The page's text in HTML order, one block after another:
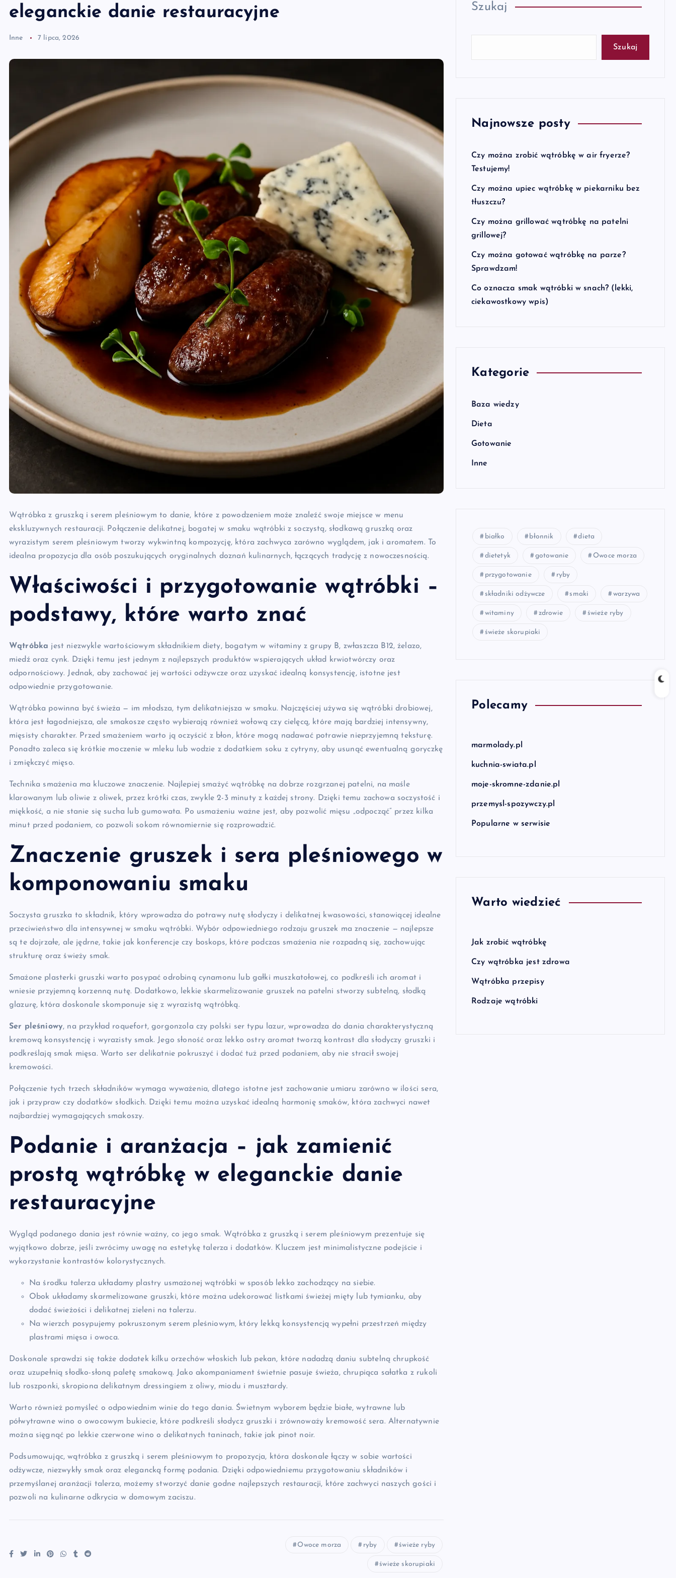
eleganckie danie restauracyjne
Inne 7 lipca, 2026
Wątróbka z gruszką i serem pleśniowym to danie, które z powodzeniem może znaleźć swoje miejsce w menu
ekskluzywnych restauracji. Połączenie delikatnej, bogatej w smaku wątróbki z soczystą, słodkawą gruszką oraz
wyrazistym serem pleśniowym tworzy wykwintną kompozycję, która zachwyca zarówno wyglądem, jak i aromatem. To
idealna propozycja dla osób poszukujących oryginalnych doznań kulinarnych, łączących tradycję z nowoczesnością.
Właściwości i przygotowanie wątróbki –
podstawy, które warto znać
Wątróbka jest niezwykle wartościowym składnikiem diety, bogatym w witaminy z grupy B, zwłaszcza B12, żelazo,
miedź oraz cynk. Dzięki temu jest jednym z najlepszych produktów wspierających układ krwiotwórczy oraz
odpornościowy. Jednak, aby zachować jej wartości odżywcze oraz uzyskać idealną konsystencję, istotne jest
odpowiednie przygotowanie.
Wątróbka powinna być świeża — im młodsza, tym delikatniejsza w smaku. Najczęściej używa się wątróbki drobiowej,
która jest łagodniejsza, ale smakosze często wybierają również wołową czy cielęcą, które mają bardziej intensywny,
mięsisty charakter. Przed smażeniem warto ją oczyścić z błon, które mogą nadawać potrawie nieprzyjemną teksturę.
Ponadto zaleca się krótkie moczenie w mleku lub wodzie z dodatkiem soku z cytryny, aby usunąć ewentualną goryczkę
i zmiękczyć mięso.
Technika smażenia ma kluczowe znaczenie. Najlepiej smażyć wątróbkę na dobrze rozgrzanej patelni, na maśle
klarowanym lub oliwie z oliwek, przez krótki czas, zwykle 2-3 minuty z każdej strony. Dzięki temu zachowa soczystość i
miękkość, a nie stanie się sucha lub gumowata. Po usmażeniu ważne jest, aby pozwolić mięsu „odpocząć” przez kilka
minut przed podaniem, co pozwoli sokom równomiernie się rozprowadzić.
Znaczenie gruszek i sera pleśniowego w
komponowaniu smaku
Soczysta gruszka to składnik, który wprowadza do potrawy nutę słodyczy i delikatnej kwasowości, stanowiącej idealne
przeciwieństwo dla intensywnej w smaku wątróbki. Wybór odpowiedniego rodzaju gruszek ma znaczenie — najlepsze
są te dojrzałe, ale jędrne, takie jak konferencje czy boskops, które podczas smażenia nie rozpadną się, zachowując
strukturę oraz świeży smak.
Smażone plasterki gruszki warto posypać odrobiną cynamonu lub gałki muszkatołowej, co podkreśli ich aromat i
wniesie przyjemną korzenną nutę. Dodatkowo, lekkie skarmelizowanie gruszek na patelni stworzy subtelną, słodką
glazurę, która doskonale skomponuje się z wyrazistą wątróbką.
Ser pleśniowy, na przykład roquefort, gorgonzola czy polski ser typu lazur, wprowadza do dania charakterystyczną
kremową konsystencję i wyrazisty smak. Jego słoność oraz lekko ostry aromat tworzą kontrast dla słodyczy gruszki i
podkreślają smak mięsa. Warto ser delikatnie pokruszyć i dodać tuż przed podaniem, aby nie stracił swojej
kremowości.
Połączenie tych trzech składników wymaga wyważenia, dlatego istotne jest zachowanie umiaru zarówno w ilości sera,
jak i przypraw czy dodatków słodkich. Dzięki temu można uzyskać idealną harmonię smaków, która zachwyci nawet
najbardziej wymagających smakoszy.
Podanie i aranżacja – jak zamienić
prostą wątróbkę w eleganckie danie
restauracyjne
Wygląd podanego dania jest równie ważny, co jego smak. Wątróbka z gruszką i serem pleśniowym prezentuje się
wyjątkowo dobrze, jeśli zwrócimy uwagę na estetykę talerza i dodatków. Kluczem jest minimalistyczne podejście i
wykorzystanie kontrastów kolorystycznych.
Na środku talerza układamy plastry usmażonej wątróbki w sposób lekko zachodzący na siebie.
Obok układamy skarmelizowane gruszki, które można udekorować listkami świeżej mięty lub tymianku, aby
dodać świeżości i delikatnej zieleni na talerzu.
Na wierzch posypujemy pokruszonym serem pleśniowym, który lekką konsystencją wypełni przestrzeń między
plastrami mięsa i owoca.
Doskonale sprawdzi się także dodatek kilku orzechów włoskich lub pekan, które nadadzą daniu subtelną chrupkość
oraz uzupełnią słodko-słoną paletę smakową. Jako akompaniament świetnie pasuje świeża, chrupiąca sałatka z rukoli
lub roszponki, skropiona delikatnym dressingiem z oliwy, miodu i musztardy.
Warto również pomyśleć o odpowiednim winie do tego dania. Świetnym wyborem będzie białe, wytrawne lub
półwytrawne wino o owocowym bukiecie, które podkreśli słodycz gruszki i zrównoważy kremowość sera. Alternatywnie
można sięgnąć po lekkie czerwone wino o delikatnych taninach, takie jak pinot noir.
Podsumowując, wątróbka z gruszką i serem pleśniowym to propozycja, która doskonale łączy w sobie wartości
odżywcze, niezwykły smak oraz elegancką formę podania. Dzięki odpowiedniemu przygotowaniu składników i
przemyślanej aranżacji talerza, możemy stworzyć danie godne najlepszych restauracji, które zachwyci naszych gości i
pozwoli na kulinarne odkrycia w domowym zaciszu.
Owoce morza ryby świeże ryby
świeże skorupiaki
Szukaj
Szukaj
Najnowsze posty
Czy można zrobić wątróbkę w air fryerze?
Testujemy!
Czy można upiec wątróbkę w piekarniku bez
tłuszczu?
Czy można grillować wątróbkę na patelni
grillowej?
Czy można gotować wątróbkę na parze?
Sprawdzam!
Co oznacza smak wątróbki w snach? (lekki,
ciekawostkowy wpis)
Kategorie
Baza wiedzy
Dieta
Gotowanie
Inne
białko błonnik dieta
dietetyk gotowanie Owoce morza
przygotowanie ryby
składniki odżywcze smaki warzywa
witaminy zdrowie świeże ryby
świeże skorupiaki
Polecamy
marmolady.pl
kuchnia-swiata.pl
moje-skromne-zdanie.pl
przemysl-spozywczy.pl
Popularne w serwisie
Warto wiedzieć
Jak zrobić wątróbkę
Czy wątróbka jest zdrowa
Wątróbka przepisy
Rodzaje wątróbki